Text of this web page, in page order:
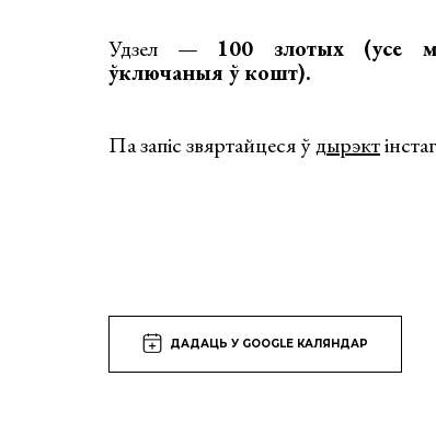
Удзел — 100 злотых (усе
ўключаныя ў кошт).
Па запіс звяртайцеся ўдырэкт
ДАДАЦЬ У GOOGLE КАЛЯНДАР